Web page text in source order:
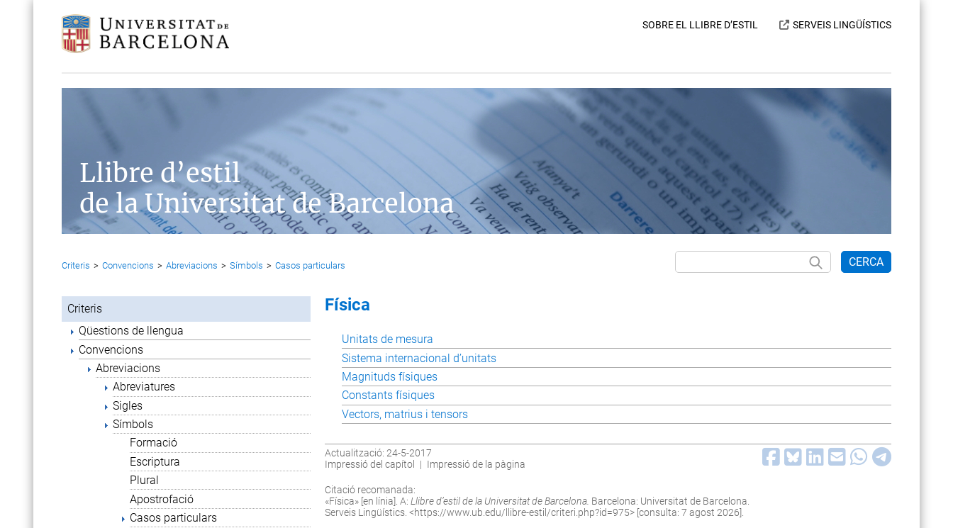
SOBRE EL LLIBRE D’ESTIL SERVEIS LINGÜÍSTICS
Llibre d’estil
de la Universitat de Barcelona
CERCA
Criteris > Convencions > Abreviacions > Símbols > Casos particulars
Criteris
Qüestions de llengua
Convencions
Abreviacions
Abreviatures
Sigles
Símbols
Formació
Escriptura
Plural
Apostrofació
Casos particulars
Física
Unitats de mesura
Sistema internacional d’unitats
Magnituds físiques
Constants físiques
Vectors, matrius i tensors
Actualització: 24-5-2017
Impressió del capítol
| Impressió de la pàgina
Citació recomanada:
«Física» [en línia]. A: Llibre d’estil de la Universitat de Barcelona. Barcelona: Universitat de Barcelona.
Serveis Lingüístics. <https://www.ub.edu/llibre-estil/criteri.php?id=975> [consulta: 7 agost 2026].